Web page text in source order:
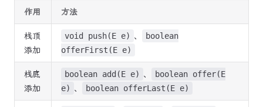
作用 方法
栈顶
添加
void push(E e) 、
boolean
offerFirst(E e)
栈底
添加
boolean add(E e) 、
boolean offer(E
e) 、 boolean offerLast(E e)